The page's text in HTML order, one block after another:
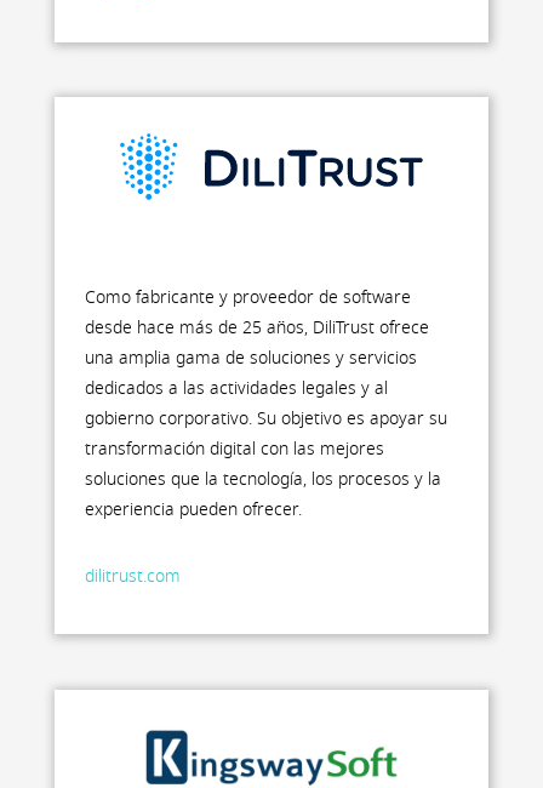
Como fabricante y proveedor de software
desde hace más de 25 años, DiliTrust ofrece
una amplia gama de soluciones y servicios
dedicados a las actividades legales y al
gobierno corporativo. Su objetivo es apoyar su
transformación digital con las mejores
soluciones que la tecnología, los procesos y la
experiencia pueden ofrecer.
dilitrust.com